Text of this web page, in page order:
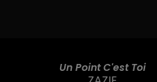
Un Point C'est Toi